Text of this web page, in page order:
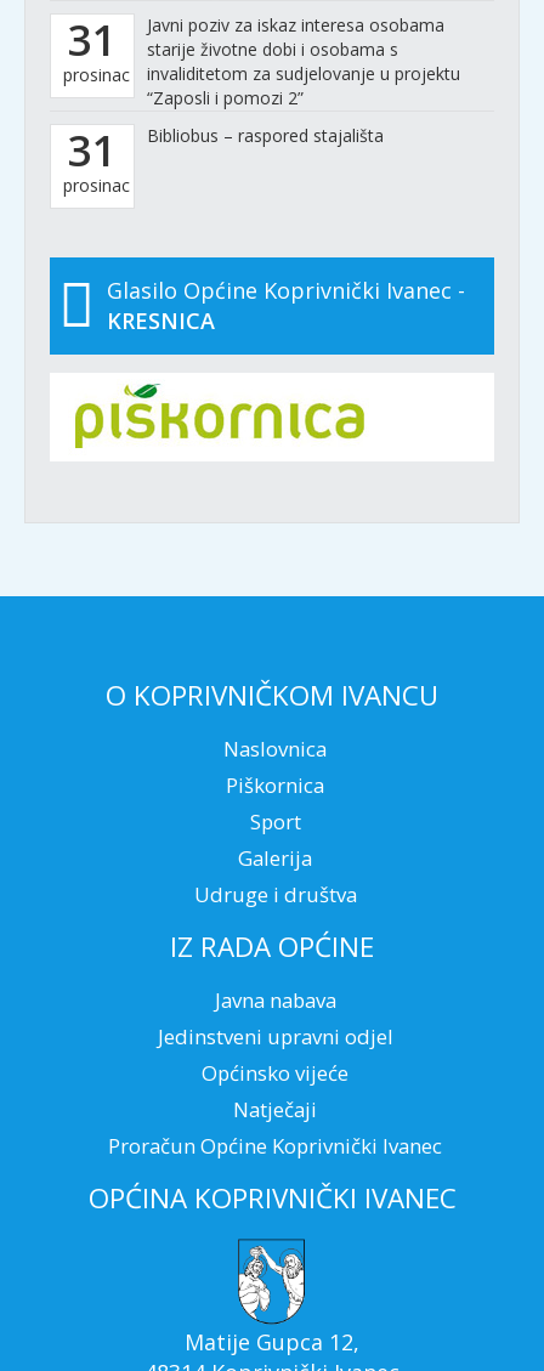
31
prosinac
Javni poziv za iskaz interesa osobama
starije životne dobi i osobama s
invaliditetom za sudjelovanje u projektu
“Zaposli i pomozi 2”
31
prosinac
Bibliobus – raspored stajališta
Glasilo Općine Koprivnički Ivanec -
KRESNICA
O KOPRIVNIČKOM IVANCU
Naslovnica
Piškornica
Sport
Galerija
Udruge i društva
IZ RADA OPĆINE
Javna nabava
Jedinstveni upravni odjel
Općinsko vijeće
Natječaji
Proračun Općine Koprivnički Ivanec
OPĆINA KOPRIVNIČKI IVANEC
Matije Gupca 12,